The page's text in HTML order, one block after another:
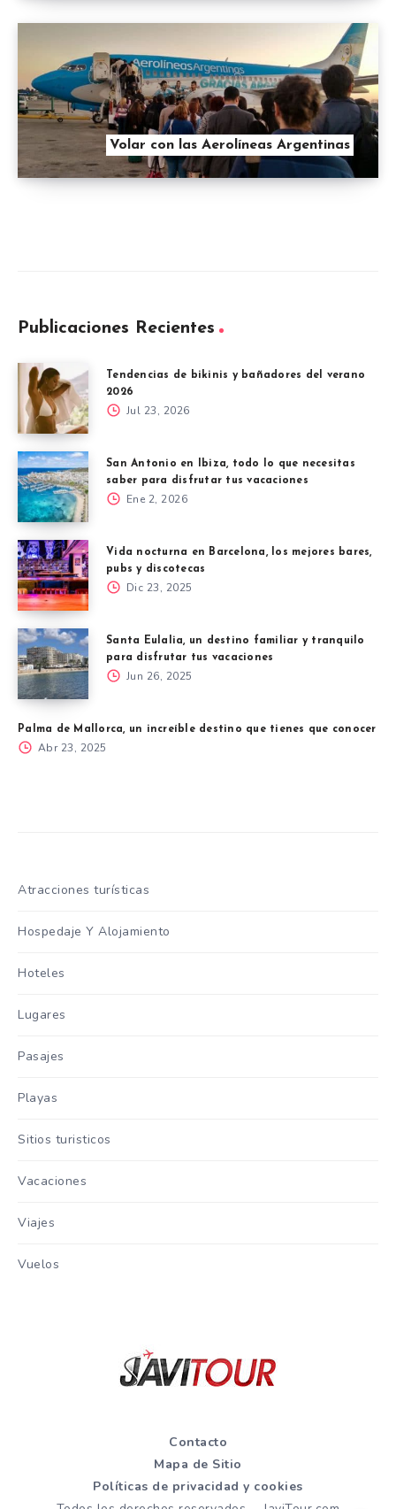
Volar con las Aerolíneas Argentinas
Publicaciones Recientes
Tendencias de bikinis y bañadores del verano
2026
Jul 23, 2026
San Antonio en Ibiza, todo lo que necesitas
saber para disfrutar tus vacaciones
Ene 2, 2026
Vida nocturna en Barcelona, los mejores bares,
pubs y discotecas
Dic 23, 2025
Santa Eulalia, un destino familiar y tranquilo
para disfrutar tus vacaciones
Jun 26, 2025
Palma de Mallorca, un increíble destino que tienes que conocer
Abr 23, 2025
Atracciones turísticas
Hospedaje Y Alojamiento
Hoteles
Lugares
Pasajes
Playas
Sitios turisticos
Vacaciones
Viajes
Vuelos
Contacto
Mapa de Sitio
Políticas de privacidad y cookies